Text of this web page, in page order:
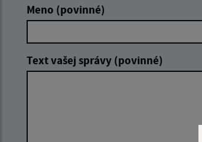
Meno (povinné)
Text vašej správy (povinné)